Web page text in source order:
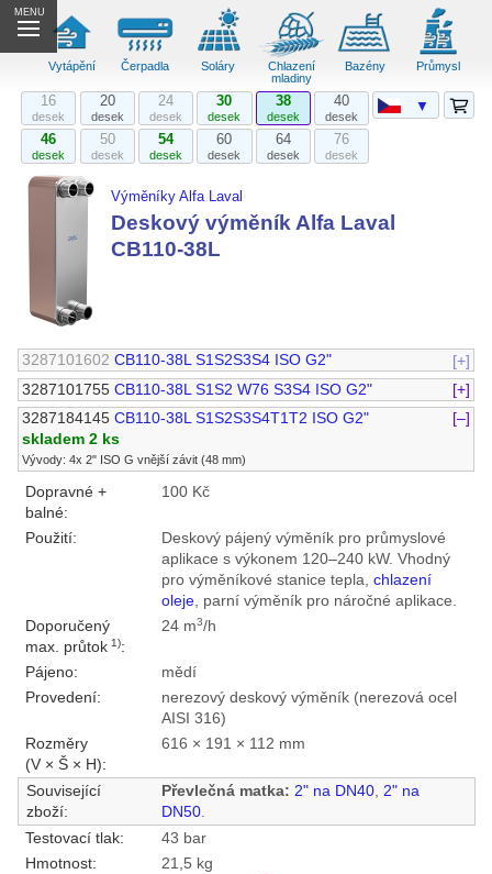
MENU
Vytápění Čerpadla Soláry
Chlazení
mladiny
Bazény Průmysl
16
desek
20
desek
24
desek
30
desek
38
desek
40
desek
46
desek
50
desek
54
desek
60
desek
64
desek
76
desek
Výměníky Alfa Laval
Deskový výměník Alfa Laval
CB110-38L
3287101602 CB110-38L S1S2S3S4 ISO G2"
[+]
3287101755 CB110-38L S1S2 W76 S3S4 ISO G2"
[+]
3287184145 CB110-38L S1S2S3S4T1T2 ISO G2"
[–]
skladem 2 ks
Vývody: 4x 2" ISO G vnější závit (48 mm)
Dopravné +
balné:
100 Kč
Použití:
Deskový pájený výměník pro průmyslové
aplikace s výkonem 120–240 kW. Vhodný
pro výměníkové stanice tepla, chlazení
oleje, parní výměník pro náročné aplikace.
Doporučený
max. průtok1):
24 m3/h
Pájeno:
mědí
Provedení:
nerezový deskový výměník (nerezová ocel
AISI 316)
Rozměry
(V × Š × H):
616 × 191 × 112 mm
Související
zboží:
Převlečná matka: 2" na DN40, 2" na
DN50.
Testovací tlak:
43 bar
Hmotnost:
21,5 kg
▼